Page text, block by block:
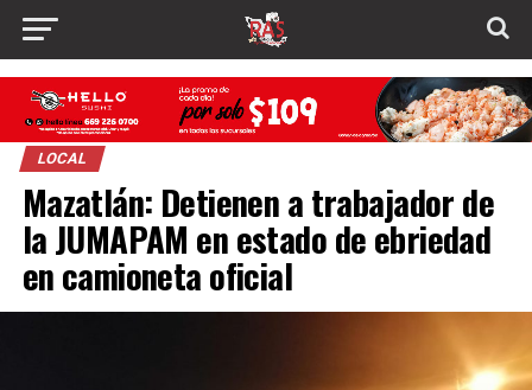
LOCAL
Mazatlán: Detienen a trabajador de
la JUMAPAM en estado de ebriedad
en camioneta oficial